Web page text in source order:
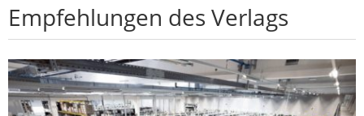
Empfehlungen des Verlags